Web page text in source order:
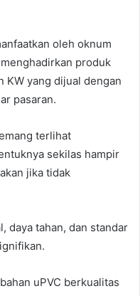
oleh oknum
produk
yang dijual dengan
pasaran.
terlihat
sekilas hampir
jika tidak
daya tahan, dan standar
uPVC berkualitas